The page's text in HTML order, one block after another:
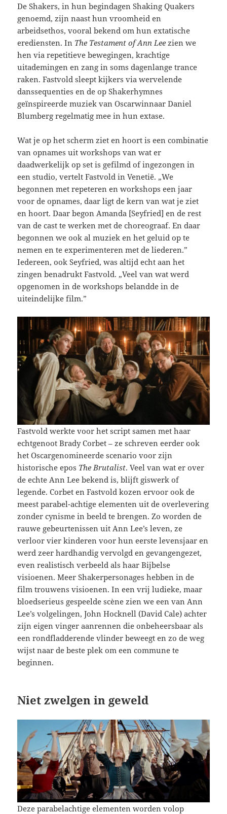
De Shakers, in hun begindagen Shaking Quakers
genoemd, zijn naast hun vroomheid en
arbeidsethos, vooral bekend om hun extatische
erediensten. In The Testament of Ann Lee zien we
hen via repetitieve bewegingen, krachtige
uitademingen en zang in soms dagenlange trance
raken. Fastvold sleept kijkers via wervelende
danssequenties en de op Shakerhymnes
geïnspireerde muziek van Oscarwinnaar Daniel
Blumberg regelmatig mee in hun extase.
Wat je op het scherm ziet en hoort is een combinatie
van opnames uit workshops van wat er
daadwerkelijk op set is gefilmd of ingezongen in
een studio, vertelt Fastvold in Venetië. „We
begonnen met repeteren en workshops een jaar
voor de opnames, daar ligt de kern van wat je ziet
en hoort. Daar begon Amanda [Seyfried] en de rest
van de cast te werken met de choreograaf. En daar
begonnen we ook al muziek en het geluid op te
nemen en te experimenteren met de liederen.”
Iedereen, ook Seyfried, was altijd echt aan het
zingen benadrukt Fastvold. „Veel van wat werd
opgenomen in de workshops belandde in de
uiteindelijke film.”
Fastvold werkte voor het script samen met haar
echtgenoot Brady Corbet – ze schreven eerder ook
het Oscargenomineerde scenario voor zijn
historische epos The Brutalist. Veel van wat er over
de echte Ann Lee bekend is, blijft giswerk of
legende. Corbet en Fastvold kozen ervoor ook de
meest parabel-achtige elementen uit de overlevering
zonder cynisme in beeld te brengen. Zo worden de
rauwe gebeurtenissen uit Ann Lee’s leven, ze
verloor vier kinderen voor hun eerste levensjaar en
werd zeer hardhandig vervolgd en gevangengezet,
even realistisch verbeeld als haar Bijbelse
visioenen. Meer Shakerpersonages hebben in de
film trouwens visioenen. In een vrij ludieke, maar
bloedserieus gespeelde scène zien we een van Ann
Lee’s volgelingen, John Hocknell (David Cale) achter
zijn eigen vinger aanrennen die onbeheersbaar als
een rondfladderende vlinder beweegt en zo de weg
wijst naar de beste plek om een commune te
beginnen.
Niet zwelgen in geweld
Deze parabelachtige elementen worden volop